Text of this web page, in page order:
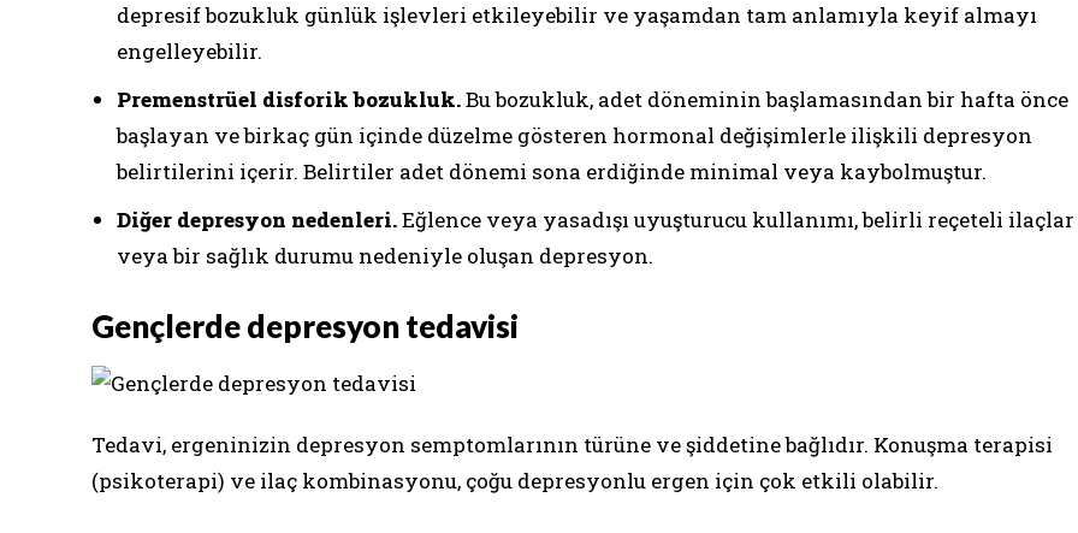
depresif bozukluk günlük işlevleri etkileyebilir ve yaşamdan tam anlamıyla keyif almayı
engelleyebilir.
Premenstrüel disforik bozukluk.Bu bozukluk, adet döneminin başlamasından bir hafta önce
başlayan ve birkaç gün içinde düzelme gösteren hormonal değişimlerle ilişkili depresyon
belirtilerini içerir. Belirtiler adet dönemi sona erdiğinde minimal veya kaybolmuştur.
Diğer depresyon nedenleri.Eğlence veya yasadışı uyuşturucu kullanımı, belirli reçeteli ilaçlar
veya bir sağlık durumu nedeniyle oluşan depresyon.
Gençlerde depresyon tedavisi
Tedavi, ergeninizin depresyon semptomlarının türüne ve şiddetine bağlıdır. Konuşma terapisi
(psikoterapi) ve ilaç kombinasyonu, çoğu depresyonlu ergen için çok etkili olabilir.